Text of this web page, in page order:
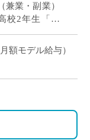
兼業・副業）
校2年生「物
[…]
額モデル給与）